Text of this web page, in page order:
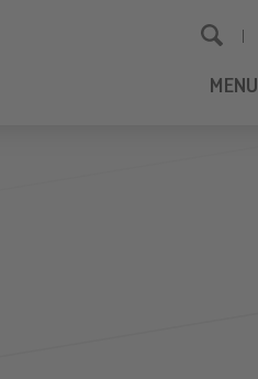
MENU